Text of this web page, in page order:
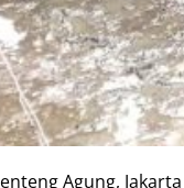
Agung,